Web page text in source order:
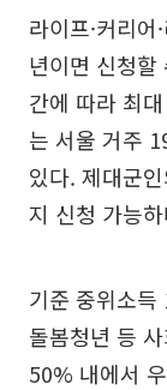
라이프·커리
년이면 신청할
간에 따라 최
는 서울 거주
있다. 제대군
지 신청 가능
기준 중위소
돌봄청년 등
50% 내에서